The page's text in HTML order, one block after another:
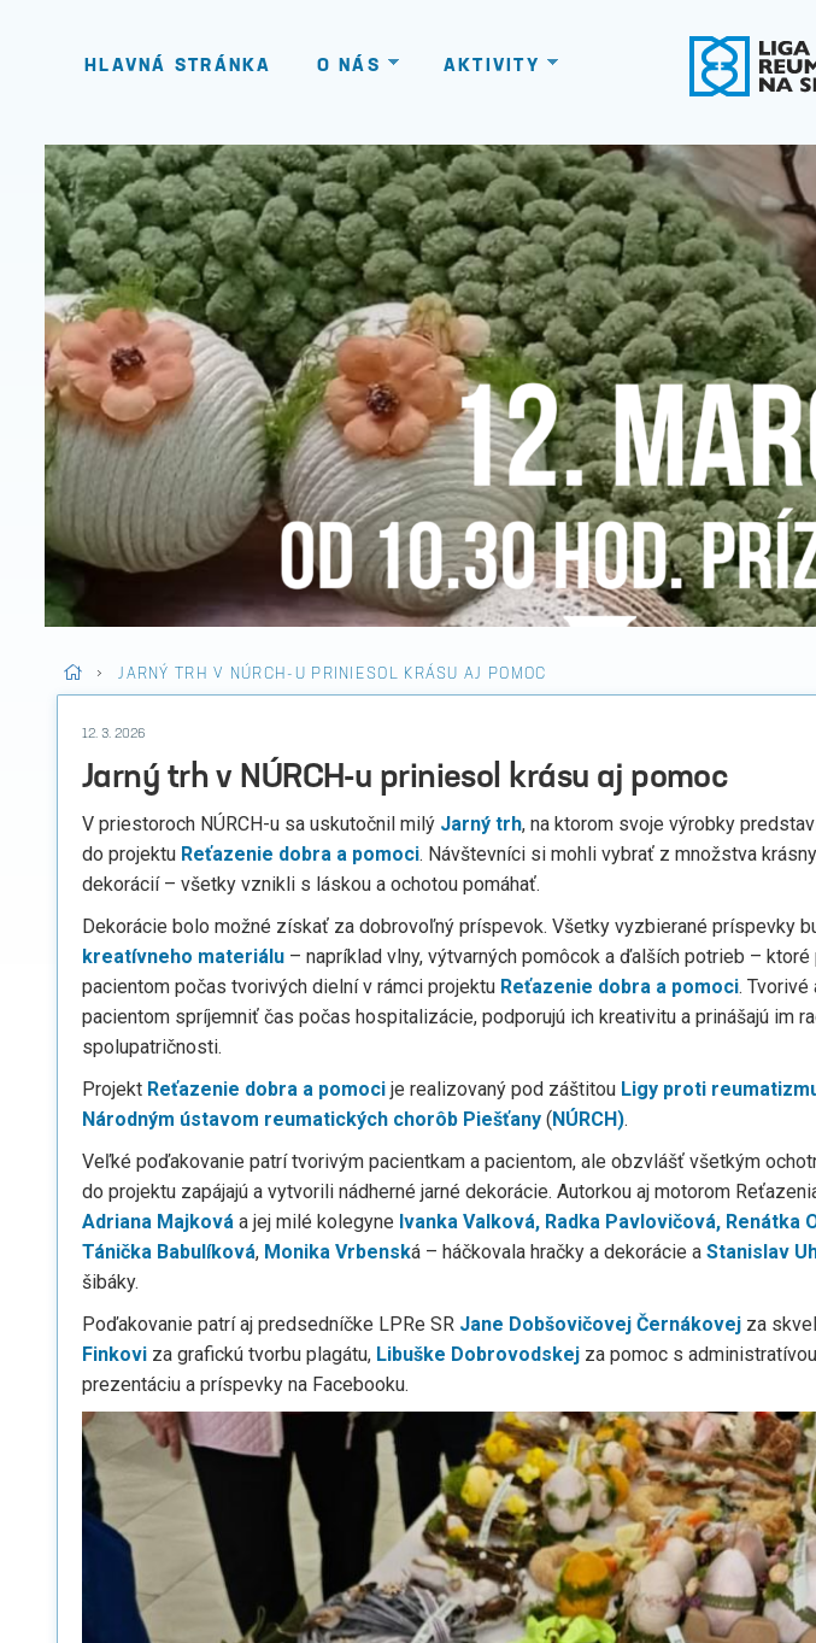
HLAVNÁ STRÁNKA O NÁS AKTIVITY
> JARNÝ TRH V NÚRCH-U PRINIESOL KRÁSU AJ POMOC
12. 3. 2026
Jarný trh v NÚRCH-u priniesol krásu aj pomoc
V priestoroch NÚRCH-u sa uskutočnil milý Jarný trh, na ktorom svoje výrobky
do projektu Reťazenie dobra a pomoci. Návštevníci si mohli vybrať z množstva
dekorácií – všetky vznikli s láskou a ochotou pomáhať.
Dekorácie bolo možné získať za dobrovoľný príspevok. Všetky vyzbierané príspevky
kreatívneho materiálu – napríklad vlny, výtvarných pomôcok a ďalších potrieb –
pacientom počas tvorivých dielní v rámci projektu Reťazenie dobra a pomoci. Tvorivé
pacientom spríjemniť čas počas hospitalizácie, podporujú ich kreativitu a prinášajú im
spolupatričnosti.
Projekt Reťazenie dobra a pomoci je realizovaný pod záštitou Ligy proti
Národným ústavom reumatických chorôb Piešťany (NÚRCH).
Veľké poďakovanie patrí tvorivým pacientkam a pacientom, ale obzvlášť všetkým
do projektu zapájajú a vytvorili nádherné jarné dekorácie. Autorkou aj motorom
Adriana Majková a jej milé kolegyne Ivanka Valková, Radka Pavlovičová, Renátka
Tánička Babulíková, Monika Vrbenská – háčkovala hračky a dekorácie a Stanislav
šibáky.
Poďakovanie patrí aj predsedníčke LPRe SR Jane Dobšovičovej Černákovej za
Finkovi za grafickú tvorbu plagátu, Libuške Dobrovodskej za pomoc s
prezentáciu a príspevky na Facebooku.